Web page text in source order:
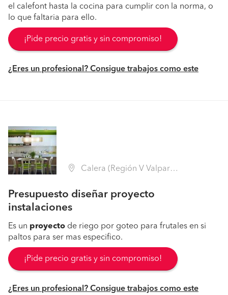
el calefont hasta la cocina para cumplir con la norma, o
lo que faltaria para ello.
¡Pide precio gratis y sin compromiso!
¿Eres un profesional? Consigue trabajos como este
Calera (Región V Valparaíso - Quillota)
Presupuesto diseñar proyecto
instalaciones
Es un proyecto de riego por goteo para frutales en si
paltos para ser mas especifico.
¡Pide precio gratis y sin compromiso!
¿Eres un profesional? Consigue trabajos como este